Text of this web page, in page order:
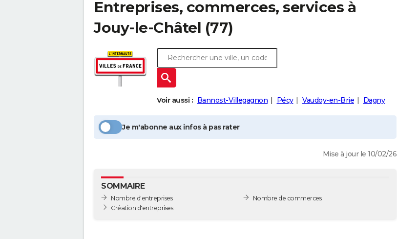
Entreprises, commerces, services à
Jouy-le-Châtel (77)
Voir aussi : Bannost-Villegagnon Pécy Vaudoy-en-Brie Dagny
Je m'abonne aux infos à pas rater
Mise à jour le 10/02/26
SOMMAIRE
Nombre d'entreprises
Création d'entreprises
Nombre de commerces